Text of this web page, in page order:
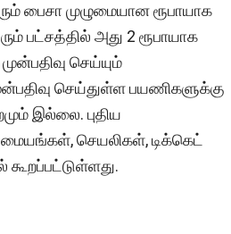
பைசா முழுமையான ரூபாயாக
பட்சத்தில் அது 2 ரூபாயாக
செய்யும்
செய்துள்ள பயணிகளுக்கு
இல்லை. புதிய
செயலிகள், டிக்கெட்